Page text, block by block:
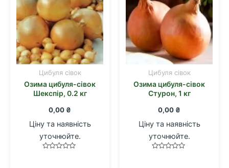
Цибуля сівок
Озима цибуля-сівок
Шекспір, 0.2 кг
0,00 ₴
Ціну та наявність
уточнюйте.
Цибуля сівок
Озима цибуля-сівок
Стурон, 1 кг
0,00 ₴
Ціну та наявність
уточнюйте.